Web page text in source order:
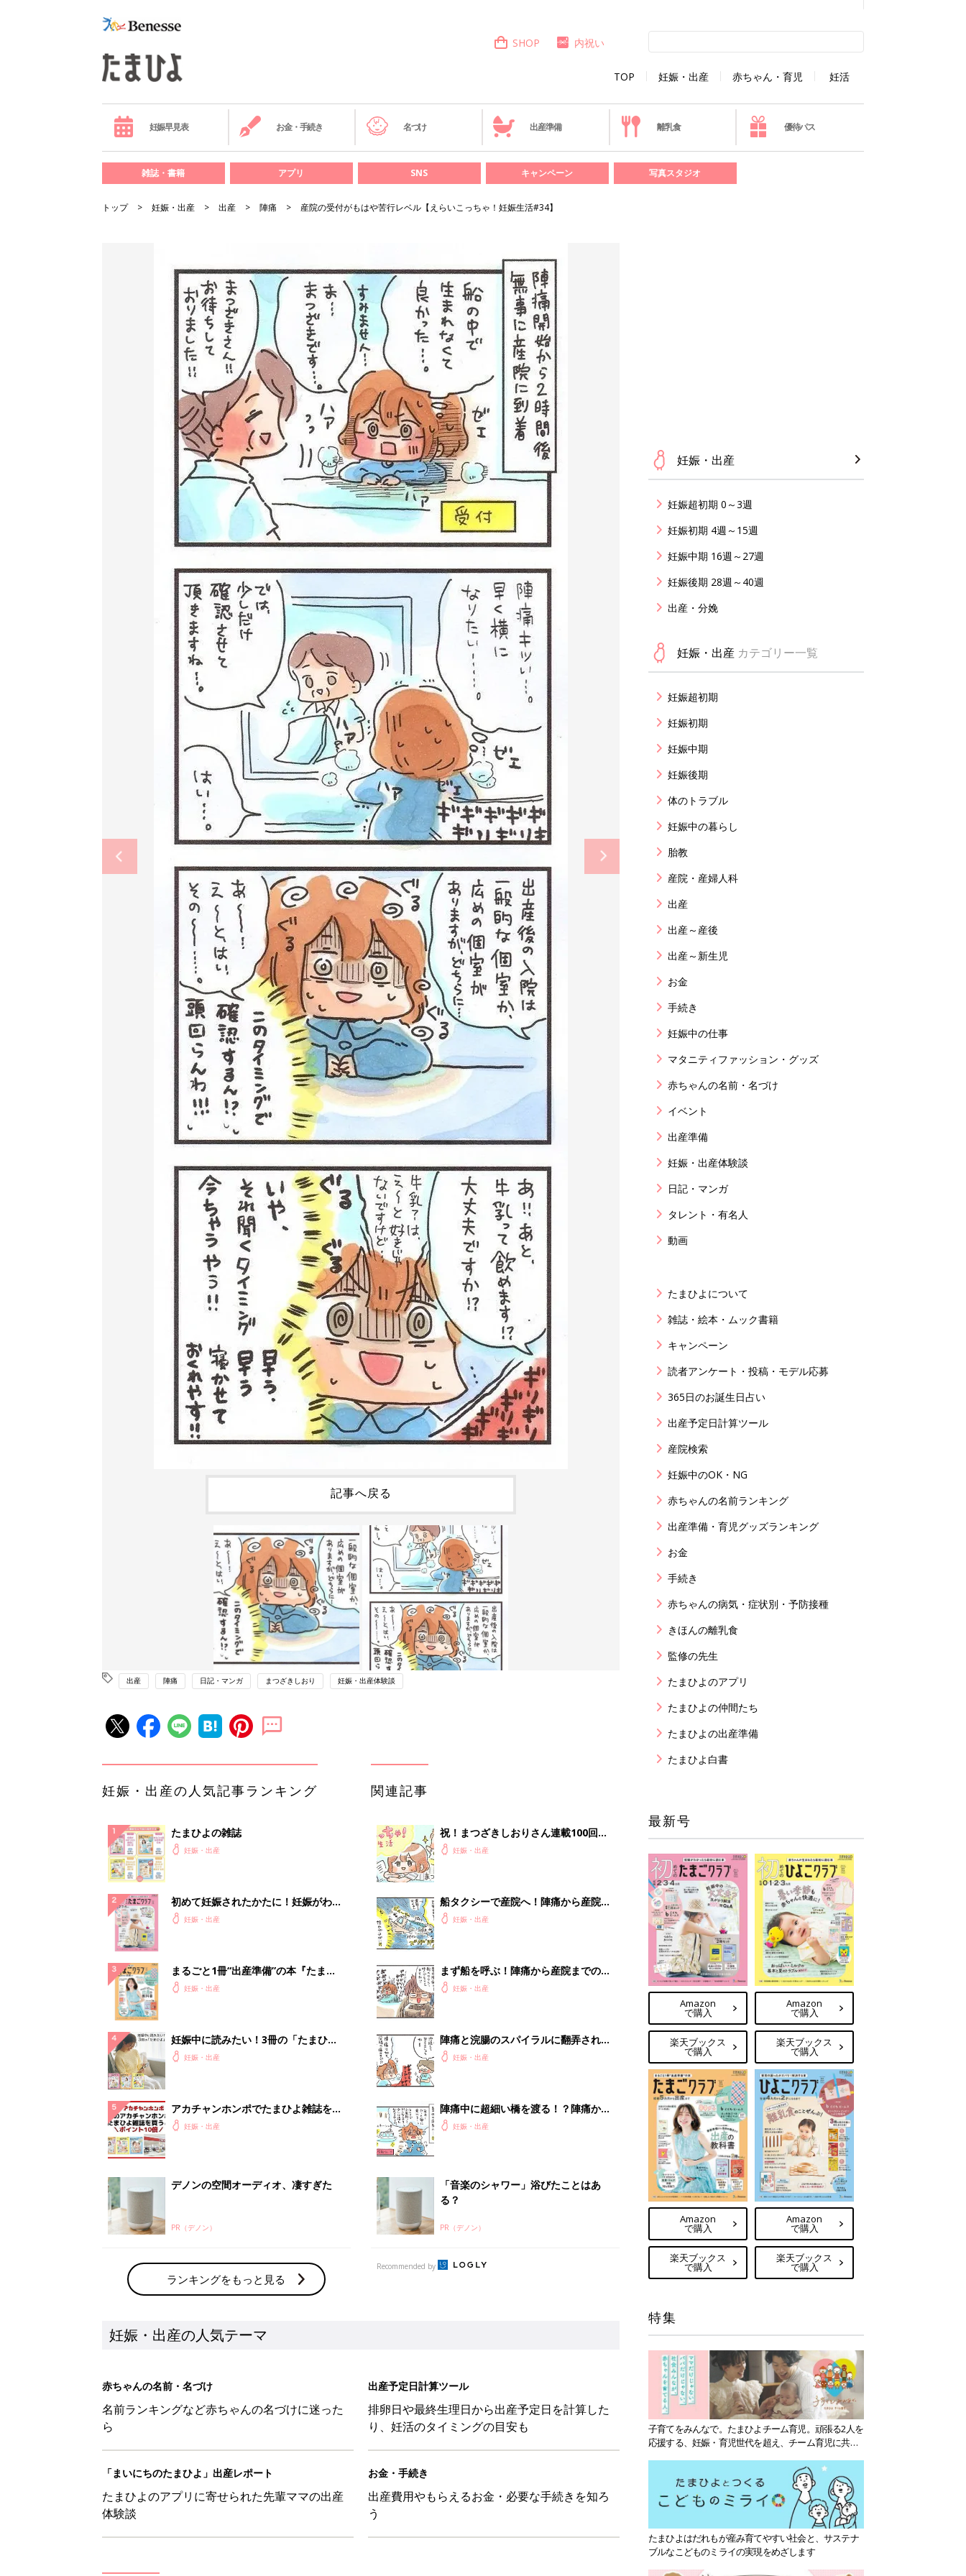
TOP 妊娠・出産 赤ちゃん・育児 妊活
SHOP 内祝い
妊娠早見表 お金・手続き 名づけ 出産準備 離乳食 優待パス
雑誌・書籍 アプリ SNS キャンペーン 写真スタジオ
トップ 妊娠・出産 出産 陣痛 産院の受付がもはや苦行レベル【えらいこっちゃ！妊娠生活#34】
記事へ戻る
出産 陣痛 日記・マンガ まつざきしおり 妊娠・出産体験談
妊娠・出産の人気記事ランキング
たまひよの雑誌
妊娠・出産
初めて妊娠されたかたに！妊娠がわか
ったら最初に読む本『初めてのたまご
妊娠・出産
まるごと1冊“出産準備”の本『たまご
クラブ 夏号』〈スペシャル大特集〉
妊娠・出産
妊娠中に読みたい！3冊の「たまひ
よ」妊娠・出産
アカチャンホンポでたまひよ雑誌を買
うとポイント10倍【期間限定】
妊娠・出産
デノンの空間オーディオ、凄すぎた
PR（デノン）
ランキングをもっと見る
関連記事
祝！まつざきしおりさん連載100回記
念 あの人気エピソードをもう一度！
妊娠・出産
船タクシーで産院へ！陣痛から産院ま
での長い道のり③【えらいこっちゃ！
妊娠・出産
まず船を呼ぶ！陣痛から産院までの長
い道のり①【えらいこっちゃ！妊娠生
妊娠・出産
陣痛と浣腸のスパイラルに翻弄される
私【えらいこっちゃ！妊娠生活#35】
妊娠・出産
陣痛中に超細い橋を渡る！？陣痛から
産院までの長い道のり②【えらいこっ
妊娠・出産
「音楽のシャワー」浴びたことはあ
る？
PR（デノン）
Recommended by
妊娠・出産の人気テーマ
赤ちゃんの名前・名づけ
名前ランキングなど赤ちゃんの名づけに迷った
ら
出産予定日計算ツール
排卵日や最終生理日から出産予定日を計算した
り、妊活のタイミングの目安も
「まいにちのたまひよ」出産レポート
たまひよのアプリに寄せられた先輩ママの出産
体験談
お金・手続き
出産費用やもらえるお金・必要な手続きを知ろ
う
妊娠・出産
妊娠超初期 0～3週
妊娠初期 4週～15週
妊娠中期 16週～27週
妊娠後期 28週～40週
出産・分娩
妊娠・出産 カテゴリー一覧
妊娠超初期
妊娠初期
妊娠中期
妊娠後期
体のトラブル
妊娠中の暮らし
胎教
産院・産婦人科
出産
出産～産後
出産～新生児
お金
手続き
妊娠中の仕事
マタニティファッション・グッズ
赤ちゃんの名前・名づけ
イベント
出産準備
妊娠・出産体験談
日記・マンガ
タレント・有名人
動画
たまひよについて
雑誌・絵本・ムック書籍
キャンペーン
読者アンケート・投稿・モデル応募
365日のお誕生日占い
出産予定日計算ツール
産院検索
妊娠中のOK・NG
赤ちゃんの名前ランキング
出産準備・育児グッズランキング
お金
手続き
赤ちゃんの病気・症状別・予防接種
きほんの離乳食
監修の先生
たまひよのアプリ
たまひよの仲間たち
たまひよの出産準備
たまひよ白書
最新号
Amazon
で購入
楽天ブックス
で購入
Amazon
で購入
楽天ブックス
で購入
Amazon
で購入
楽天ブックス
で購入
Amazon
で購入
楽天ブックス
で購入
特集
子育てをみんなで。たまひよチーム育児。頑張る2人を
応援する、妊娠・育児世代を超え、チーム育児に共感
たまひよはだれもが産み育てやすい社会と、サステナ
ブルなこどものミライの実現をめざします